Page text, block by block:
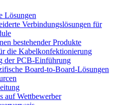
Lösungen
Verbindungslösungen für
bestehender Produkte
die Kabelkonfektionierung
der PCB-Einführung
Board-to-Board-Lösungen
auf Wettbewerber